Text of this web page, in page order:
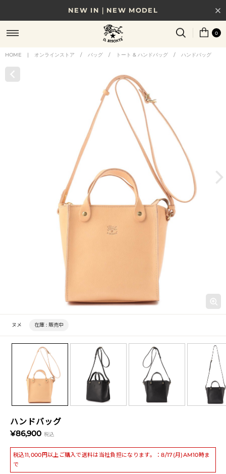
NEW IN｜NEW MODEL
8/17(月)10時まで｜税込11,000円以上で送料無料
贈る相手やシーンから選べる、新しいギフトガイド
0
HOME | オンラインストア / バッグ / トート & ハンドバッグ / ハンドバッグ
ハンドバッグ
¥86,900 税込
税込11,000円以上ご購入で送料は当社負担になります。：8/17(月)AM10時ま
で
ヌメ 在庫 : 販売中